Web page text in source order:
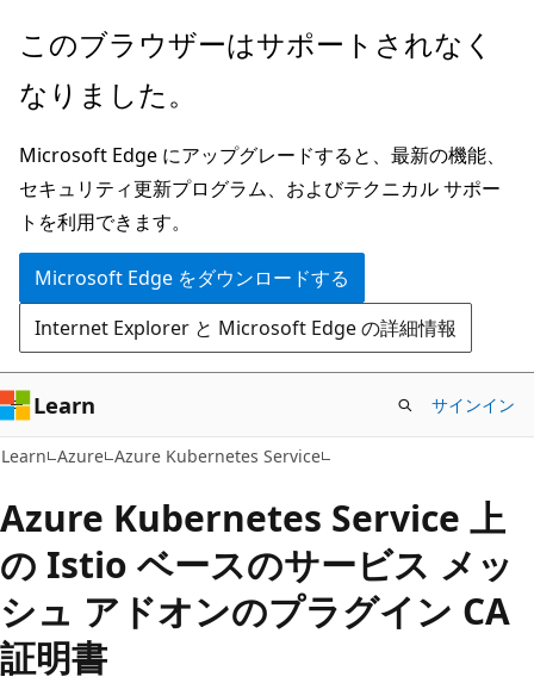
メ
ン
ン
テ
ン
ツ
に
ス
キ
ッ
プ
このブラウザーはサポートされなく
なりました。
Microsoft Edge にアップグレードすると、最新の機能、
セキュリティ更新プログラム、およびテクニカル サポー
トを利用できます。
Microsoft Edge をダウンロードする
Internet Explorer と Microsoft Edge の詳細情報
Learn サインイン
Learn Azure Azure Kubernetes Service
Azure Kubernetes Service 上
の Istio ベースのサービス メッ
シュ アドオンのプラグイン CA
証明書